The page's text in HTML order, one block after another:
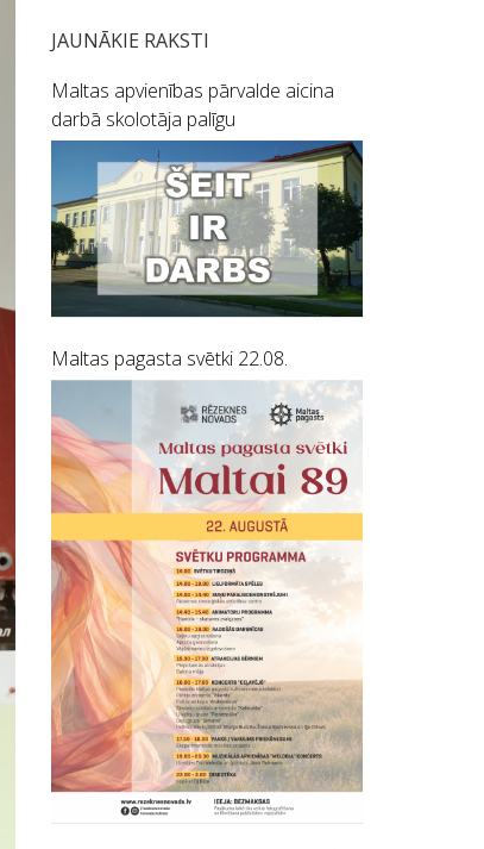
JAUNĀKIE RAKSTI
Maltas apvienības pārvalde aicina
darbā skolotāja palīgu
Maltas pagasta svētki 22.08.